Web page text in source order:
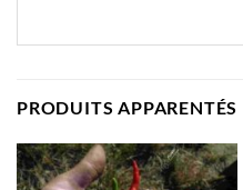
PRODUITS APPARENTÉS